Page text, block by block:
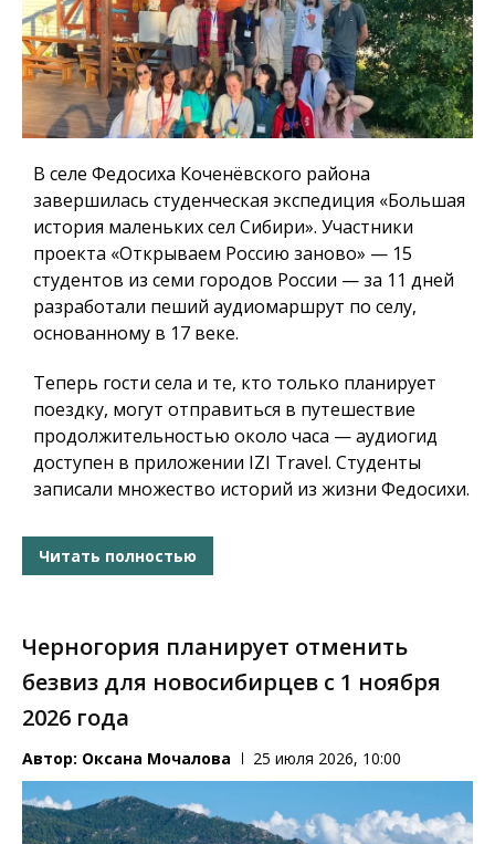
В селе Федосиха Коченёвского района
завершилась студенческая экспедиция «Большая
история маленьких сел Сибири». Участники
проекта «Открываем Россию заново» — 15
студентов из семи городов России — за 11 дней
разработали пеший аудиомаршрут по селу,
основанному в 17 веке.
Теперь гости села и те, кто только планирует
поездку, могут отправиться в путешествие
продолжительностью около часа — аудиогид
доступен в приложении IZI Travel. Студенты
записали множество историй из жизни Федосихи.
Читать полностью
Черногория планирует отменить
безвиз для новосибирцев с 1 ноября
2026 года
Автор: Оксана Мочалова 25 июля 2026, 10:00